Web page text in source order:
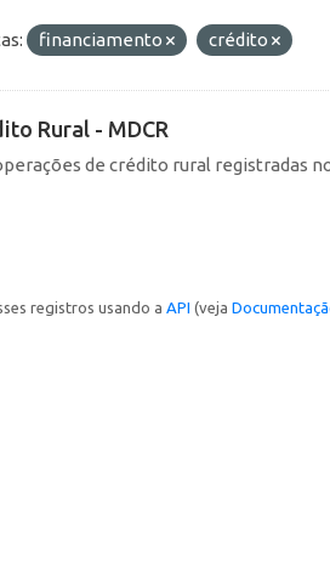
financiamento crédito
Rural - MDCR
de crédito rural registradas
registros usando a API (veja